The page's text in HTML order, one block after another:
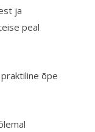
ja
peal
õpe